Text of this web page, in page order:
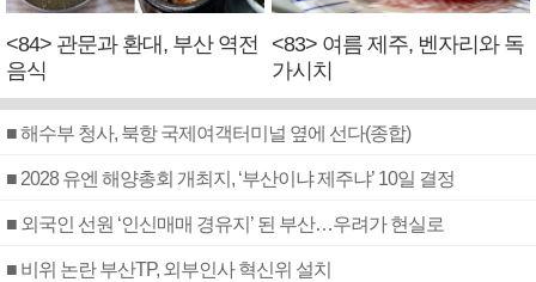
<84> 관문과 환대, 부산 역전
음식
<83> 여름 제주, 벤자리와 독
가시치
■ 해수부 청사, 북항 국제여객터미널 옆에 선다(종합)
■ 2028 유엔 해양총회 개최지, ‘부산이냐 제주냐’ 10일 결정
■ 외국인 선원 ‘인신매매 경유지’ 된 부산…우려가 현실로
■ 비위 논란 부산TP, 외부인사 혁신위 설치